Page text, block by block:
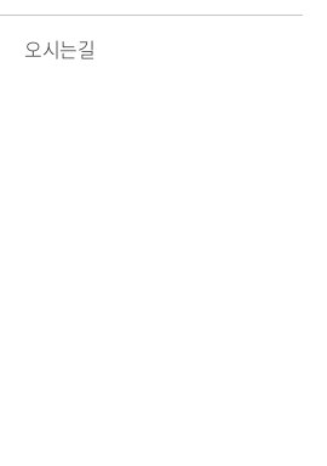
규정
오시는길